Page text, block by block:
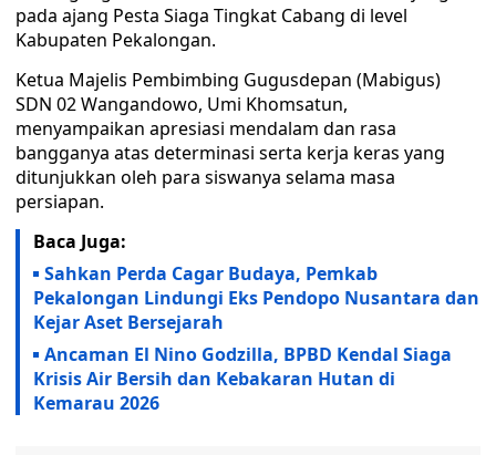
pada ajang Pesta Siaga Tingkat Cabang di level
Kabupaten Pekalongan.
Ketua Majelis Pembimbing Gugusdepan (Mabigus)
SDN 02 Wangandowo, Umi Khomsatun,
menyampaikan apresiasi mendalam dan rasa
bangganya atas determinasi serta kerja keras yang
ditunjukkan oleh para siswanya selama masa
persiapan.
Baca Juga:
Sahkan Perda Cagar Budaya, Pemkab
Pekalongan Lindungi Eks Pendopo Nusantara dan
Kejar Aset Bersejarah
Ancaman El Nino Godzilla, BPBD Kendal Siaga
Krisis Air Bersih dan Kebakaran Hutan di
Kemarau 2026